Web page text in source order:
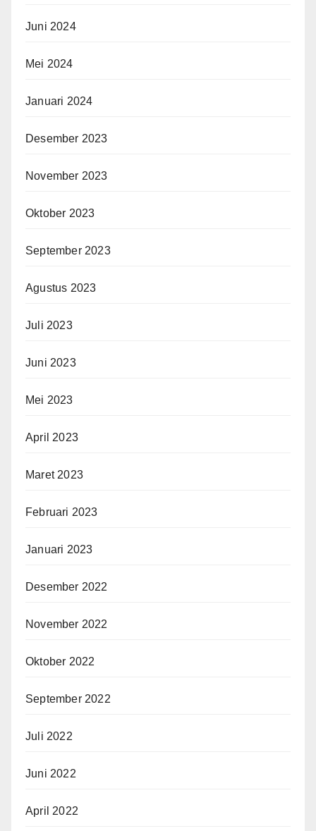
Juni 2024
Mei 2024
Januari 2024
Desember 2023
November 2023
Oktober 2023
September 2023
Agustus 2023
Juli 2023
Juni 2023
Mei 2023
April 2023
Maret 2023
Februari 2023
Januari 2023
Desember 2022
November 2022
Oktober 2022
September 2022
Juli 2022
Juni 2022
April 2022